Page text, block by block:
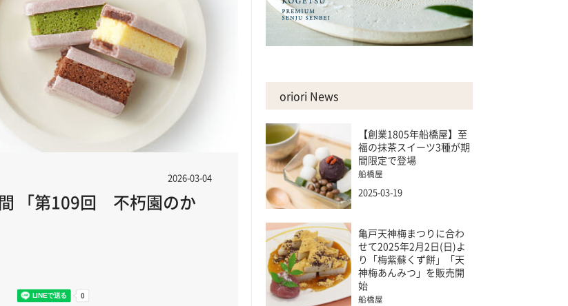
2026-03-04
「第109回 不朽園のか
oriori News
【創業1805年船橋屋】至
福の抹茶スイーツ3種が期
間限定で登場
船橋屋
2025-03-19
亀戸天神梅まつりに合わ
せて2025年2月2日(日)よ
り「梅紫蘇くず餅」「天
神梅あんみつ」を販売開
始
船橋屋